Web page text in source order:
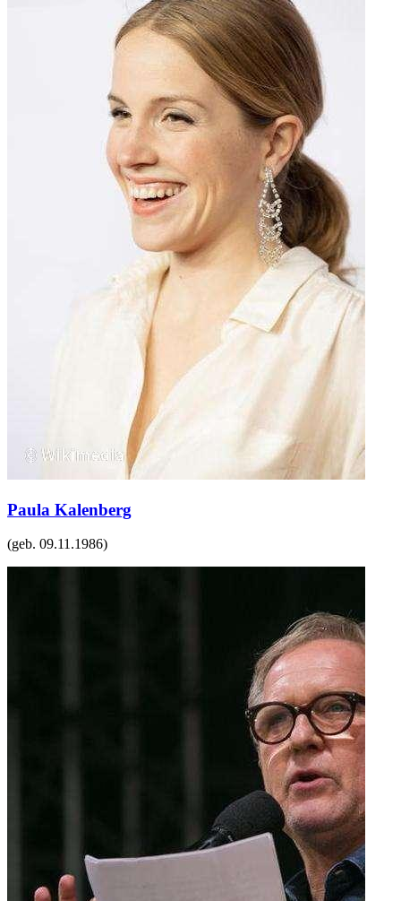
Paula Kalenberg
(geb. 09.11.1986)